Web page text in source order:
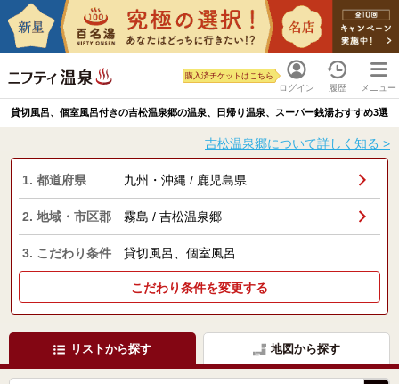
ログイン
購入済チケットはこちら
履歴 メニュー
貸切風呂、個室風呂付きの吉松温泉郷の温泉、日帰り温泉、スーパー銭湯おすすめ3選
吉松温泉郷について詳しく知る >
1. 都道府県 九州・沖縄 / 鹿児島県
2. 地域・市区郡 霧島 / 吉松温泉郷
3. こだわり条件 貸切風呂、個室風呂
こだわり条件を変更する
リストから探す 地図から探す